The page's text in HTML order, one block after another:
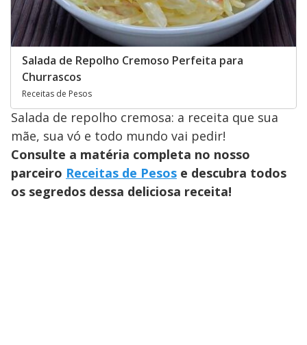
Salada de Repolho Cremoso Perfeita para
Churrascos
Receitas de Pesos
Salada de repolho cremosa: a receita que sua
mãe, sua vó e todo mundo vai pedir!
Consulte a matéria completa no nosso
parceiro Receitas de Pesos e descubra todos
os segredos dessa deliciosa receita!